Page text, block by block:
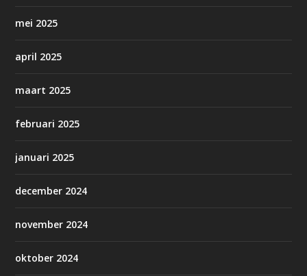
mei 2025
april 2025
maart 2025
februari 2025
januari 2025
december 2024
november 2024
oktober 2024